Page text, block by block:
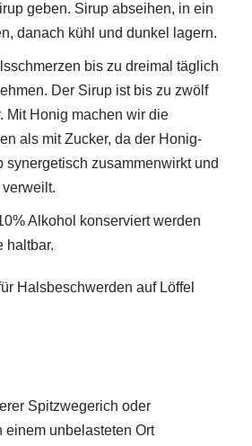
geben. Sirup abseihen, in ein
danach kühl und dunkel lagern.
bis zu dreimal täglich
Der Sirup ist bis zu zwölf
Mit Honig machen wir die
als mit Zucker, da der Honig-
synergetisch zusammenwirkt und
Alkohol konserviert werden
haltbar.
Spitzwegerich oder
einem unbelasteten Ort